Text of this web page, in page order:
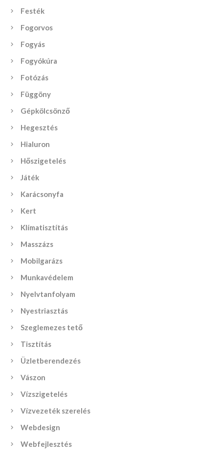
Festék
Fogorvos
Fogyás
Fogyókúra
Fotózás
Függöny
Gépkölcsönző
Hegesztés
Hialuron
Hőszigetelés
Játék
Karácsonyfa
Kert
Klímatisztítás
Masszázs
Mobilgarázs
Munkavédelem
Nyelvtanfolyam
Nyestriasztás
Szeglemezes tető
Tisztítás
Üzletberendezés
Vászon
Vízszigetelés
Vízvezeték szerelés
Webdesign
Webfejlesztés